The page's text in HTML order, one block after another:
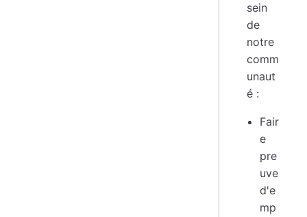
sein
de
notre
comm
unaut
é :
Fair
e
pre
uve
d'e
mp